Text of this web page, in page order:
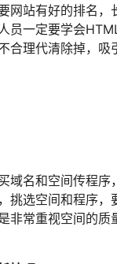
网站有好的排名，
员一定要学会
合理代清除掉，吸
域名和空间传程序
挑选空间和程序，
非常重视空间的质